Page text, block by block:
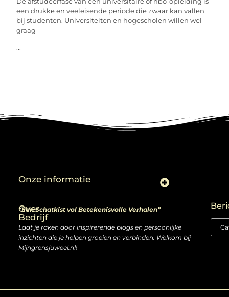
een drukke en veeleisende periode die zwaar kan vallen
bij studenten. Universiteiten en hogescholen willen wel
graag
...
Over
Bedrijf
“Een Schatkist vol Betekenisvolle Verhalen”
Laat je raken door inspirerende blogs en persoonlijke
inzichten die je helpen groeien en verbinden. Welkom bij
Mijngrensjuweel.nl!
Onze informatie